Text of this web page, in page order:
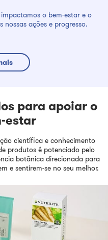
o bem-estar e o
ações e progresso.
para apoiar o
estar
científica e conhecimento
produtos é potenciado pelo
botânica direcionada para
e sentirem-se no seu melhor.